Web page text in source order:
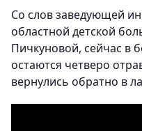
Со слов заведующей
областной детской
Пичкуновой, сейчас в
остаются четверо
вернулись обратно в